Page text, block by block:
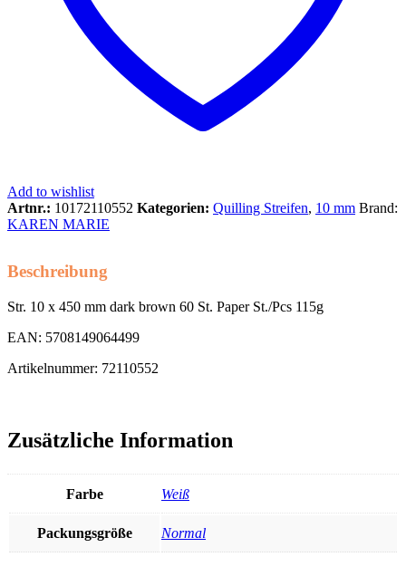
Add to wishlist
Artnr.: 10172110552 Kategorien: Quilling Streifen, 10 mm Brand:
KAREN MARIE
Beschreibung
Str. 10 x 450 mm dark brown 60 St. Paper St./Pcs 115g
EAN: 5708149064499
Artikelnummer: 72110552
Zusätzliche Information
Farbe Weiß
Packungsgröße Normal